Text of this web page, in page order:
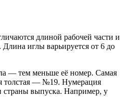
длиной рабочей части и
иглы варьируется от 6 до
— тем меньше её номер. Самая
толстая — №19. Нумерация
страны выпуска. Например, у